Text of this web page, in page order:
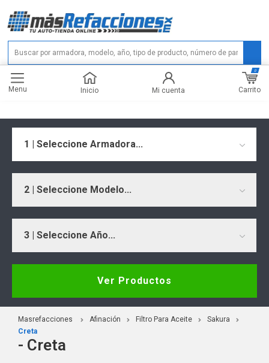
Menu Inicio Mi cuenta Carrito
0
1 | Seleccione Armadora...
2 | Seleccione Modelo...
3 | Seleccione Año...
Ver Productos
Masrefacciones Afinación Filtro Para Aceite
Sakura
Creta
- Creta